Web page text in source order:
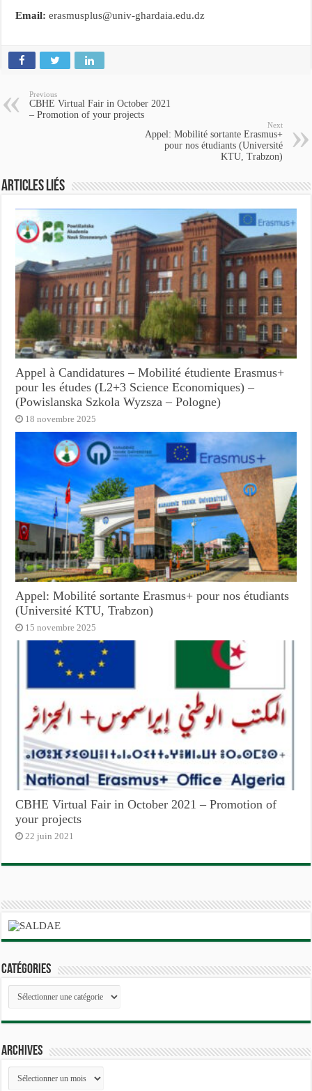
Email: erasmusplus@univ-ghardaia.edu.dz
Previous
CBHE Virtual Fair in October 2021
– Promotion of your projects
Next
Appel: Mobilité sortante Erasmus+
pour nos étudiants (Université
KTU, Trabzon)
Articles Liés
Appel à Candidatures – Mobilité étudiente Erasmus+
pour les études (L2+3 Science Economiques) –
(Powislanska Szkola Wyzsza – Pologne)
18 novembre 2025
Appel: Mobilité sortante Erasmus+ pour nos étudiants
(Université KTU, Trabzon)
15 novembre 2025
CBHE Virtual Fair in October 2021 – Promotion of
your projects
22 juin 2021
Catégories
Catégories
Archives
Archives